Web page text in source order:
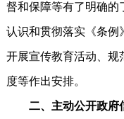
督和保障等有了明确的
认识和贯彻落实《条例
开展宣传教育活动、规
度等作出安排。
二、主动公开政府